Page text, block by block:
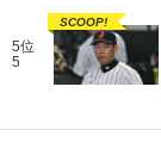
5位
5
SCOOP!